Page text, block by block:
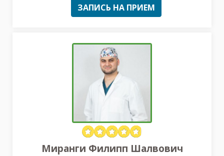
ЗАПИСЬ НА ПРИЕМ
Миранги Филипп Шалвович